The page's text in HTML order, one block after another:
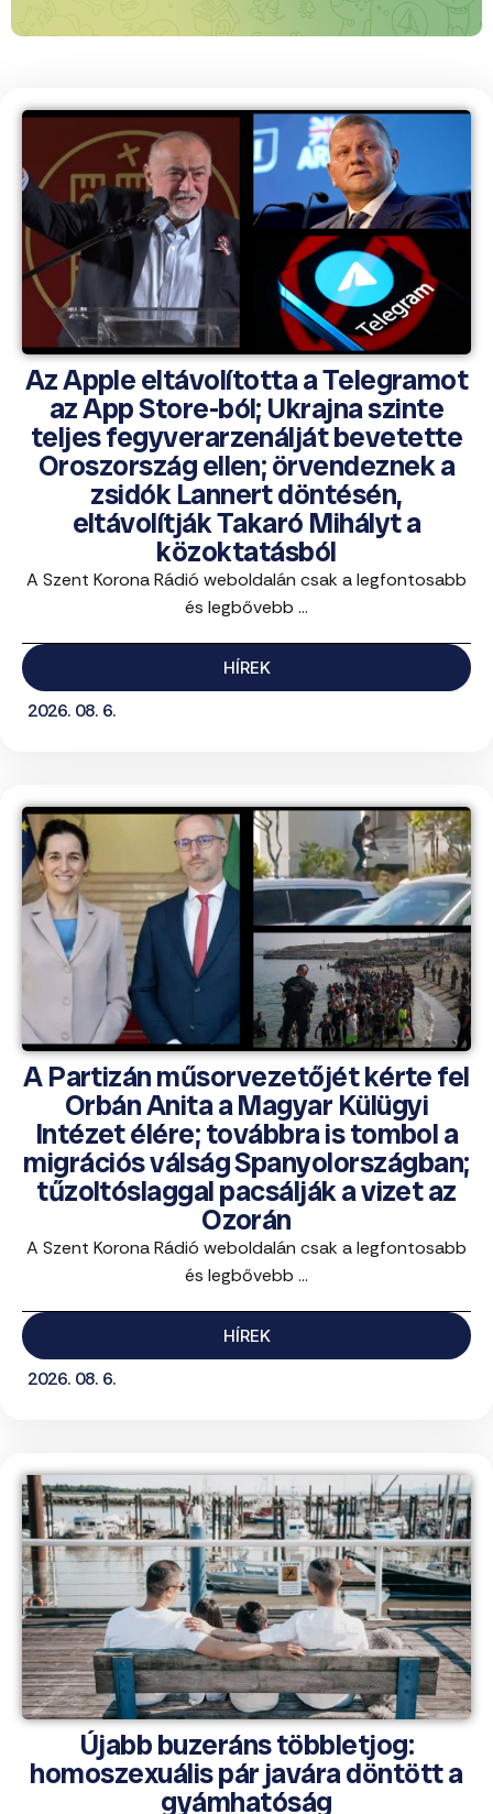
Az Apple eltávolította a Telegramot
az App Store-ból; Ukrajna szinte
teljes fegyverarzenálját bevetette
Oroszország ellen; örvendeznek a
zsidók Lannert döntésén,
eltávolítják Takaró Mihályt a
közoktatásból
A Szent Korona Rádió weboldalán csak a legfontosabb
és legbővebb ...
HÍREK
2026. 08. 6.
A Partizán műsorvezetőjét kérte fel
Orbán Anita a Magyar Külügyi
Intézet élére; továbbra is tombol a
migrációs válság Spanyolországban;
tűzoltóslaggal pacsálják a vizet az
Ozorán
A Szent Korona Rádió weboldalán csak a legfontosabb
és legbővebb ...
HÍREK
2026. 08. 6.
Újabb buzeráns többletjog:
homoszexuális pár javára döntött a
gyámhatóság